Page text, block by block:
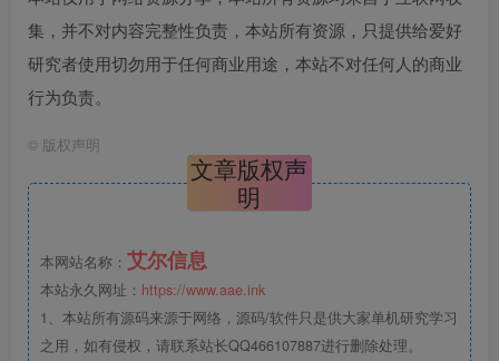
集，并不对内容完整性负责，本站所有资源，只提供给爱好
研究者使用切勿用于任何商业用途，本站不对任何人的商业
行为负责。
© 版权声明
文章版权声
明
本网站名称： 艾尔信息
本站永久网址： https://www.aae.ink
1、本站所有源码来源于网络，源码/软件只是供大家单机研究学习
之用，如有侵权，请联系站长QQ466107887进行删除处理。